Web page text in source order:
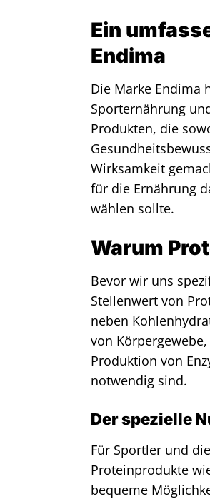
Ein
Endima
Die Marke Endima
Sporternährung
Produkten, die
Wirksamkeit
für die Ernährung
wählen sollte.
Warum
Bevor wir uns
Stellenwert von
neben
von
Produktion von
notwendig sind.
Der spezielle
Für Sportler und
Proteinprodukte
bequeme